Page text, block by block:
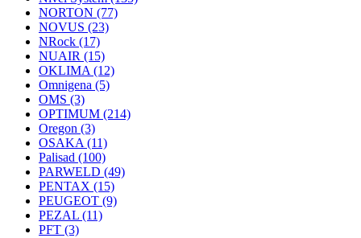
NORTON (77)
NOVUS (23)
NRock (17)
NUAIR (15)
OKLIMA (12)
Omnigena (5)
OMS (3)
OPTIMUM (214)
Oregon (3)
OSAKA (11)
Palisad (100)
PARWELD (49)
PENTAX (15)
PEUGEOT (9)
PEZAL (11)
PFT (3)